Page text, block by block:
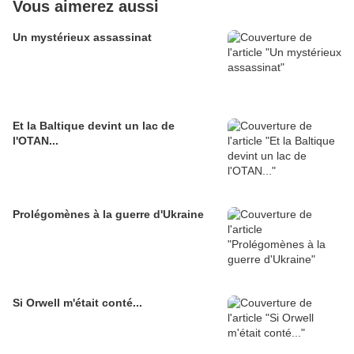
Vous aimerez aussi
Un mystérieux assassinat
Et la Baltique devint un lac de
l'OTAN...
Prolégomènes à la guerre d'Ukraine
Si Orwell m'était conté...